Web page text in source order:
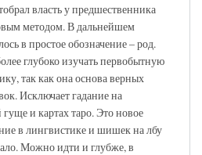
власть у предшественника
методом. В дальнейшем
в простое обозначение – род.
глубоко изучать первобытную
так как она основа верных
Исключает гадание на
и картах таро. Это новое
в лингвистике и шишек на лбу
Можно идти и глубже, в